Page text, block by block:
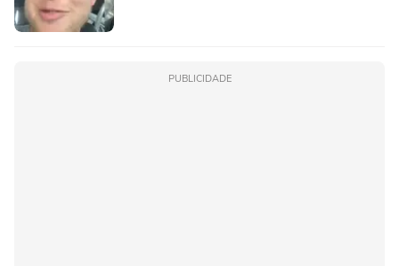
PUBLICIDADE